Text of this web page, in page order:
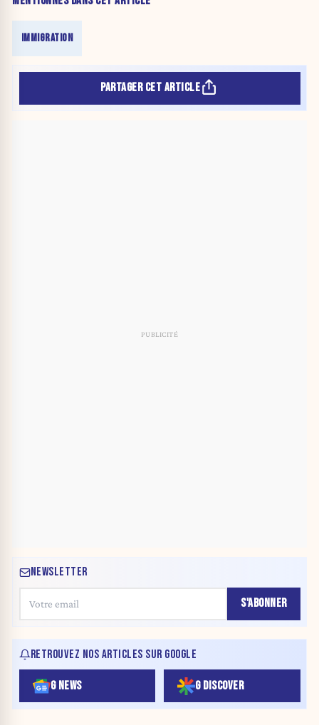
IMMIGRATION
PARTAGER CET ARTICLE
NEWSLETTER
S'ABONNER
RETROUVEZ NOS ARTICLES SUR GOOGLE
G NEWS G DISCOVER